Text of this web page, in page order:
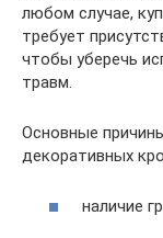
любом случае,
требует
чтобы уберечь
травм.
Основные
декоративных
наличие